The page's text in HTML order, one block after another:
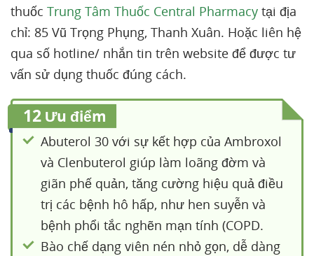
thuốc Trung Tâm Thuốc Central Pharmacy tại địa
chỉ: 85 Vũ Trọng Phụng, Thanh Xuân. Hoặc liên hệ
qua số hotline/ nhắn tin trên website để được tư
vấn sử dụng thuốc đúng cách.
12 Ưu điểm
Abuterol 30 với sự kết hợp của Ambroxol
và Clenbuterol giúp làm loãng đờm và
giãn phế quản, tăng cường hiệu quả điều
trị các bệnh hô hấp, như hen suyễn và
bệnh phổi tắc nghẽn mạn tính (COPD.
Bào chế dạng viên nén nhỏ gọn, dễ dàng